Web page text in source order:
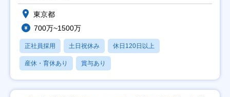
東京都
700万~1500万
正社員採用 土日祝休み 休日120日以上
産休・育休あり 賞与あり